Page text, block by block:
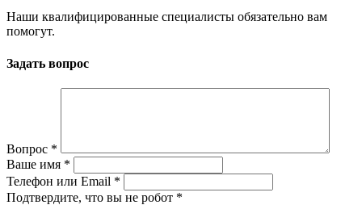
Наши квалифицированные специалисты обязательно вам
помогут.
Задать вопрос
Вопрос *
Ваше имя *
Телефон или Email *
Подтвердите, что вы не робот *